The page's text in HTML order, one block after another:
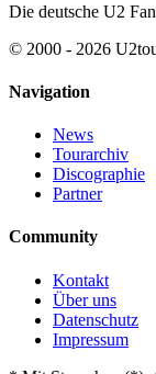
Die deutsche U2
© 2000 - 2026
Navigation
News
Tourarchiv
Discographie
Partner
Community
Kontakt
Über uns
Datenschutz
Impressum